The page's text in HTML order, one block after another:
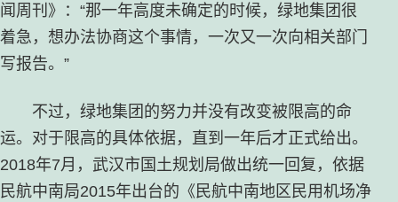
闻周刊》：“那一年高度未确定的时候，绿地集团很
着急，想办法协商这个事情，一次又一次向相关部门
写报告。”
不过，绿地集团的努力并没有改变被限高的命
运。对于限高的具体依据，直到一年后才正式给出。
2018年7月，武汉市国土规划局做出统一回复，依据
民航中南局2015年出台的《民航中南地区民用机场净